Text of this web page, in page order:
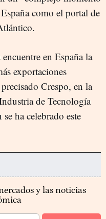
como el portal de
en España la
exportaciones
Crespo, en la
de Tecnología
ha celebrado este
y las noticias